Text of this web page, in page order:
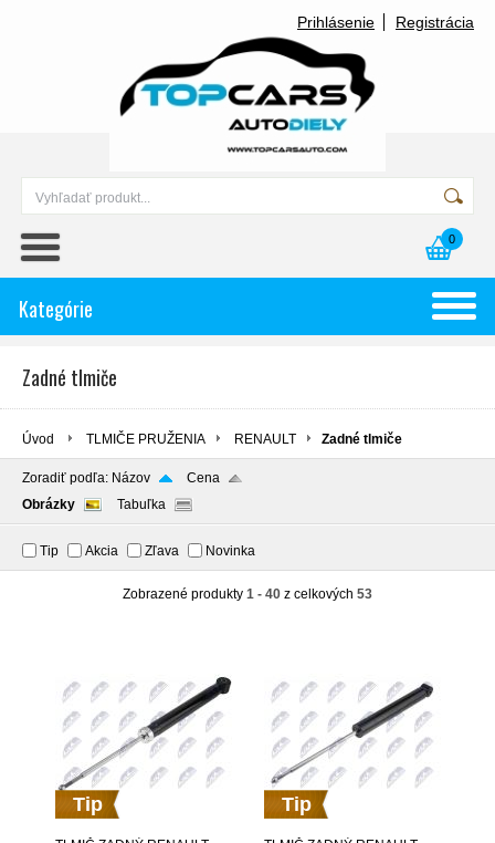
Prihlásenie Registrácia
0
Kategórie
Zadné tlmiče
Úvod TLMIČE PRUŽENIA RENAULT Zadné tlmiče
Zoradiť podľa: Názov
Cena
Obrázky
Tabuľka
Tip Akcia Zľava Novinka
Zobrazené produkty 1 - 40 z celkových 53
Tip Tip